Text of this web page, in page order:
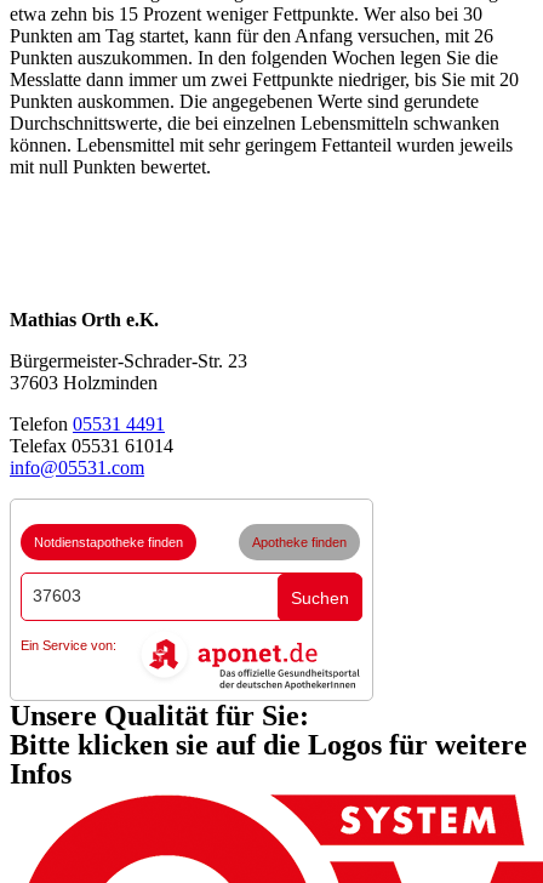
etwa zehn bis 15 Prozent weniger Fettpunkte. Wer also bei 30
Punkten am Tag startet, kann für den Anfang versuchen, mit 26
Punkten auszukommen. In den folgenden Wochen legen Sie die
Messlatte dann immer um zwei Fettpunkte niedriger, bis Sie mit 20
Punkten auskommen. Die angegebenen Werte sind gerundete
Durchschnittswerte, die bei einzelnen Lebensmitteln schwanken
können. Lebensmittel mit sehr geringem Fettanteil wurden jeweils
mit null Punkten bewertet.
Mathias Orth e.K.
Bürgermeister-Schrader-Str. 23
37603 Holzminden
Telefon 05531 4491
Telefax 05531 61014
info@05531.com
Notdienstapotheke finden
Suchen
Apotheke finden
Ein Service von:
Unsere Qualität für Sie:
Bitte klicken sie auf die Logos für weitere
Infos